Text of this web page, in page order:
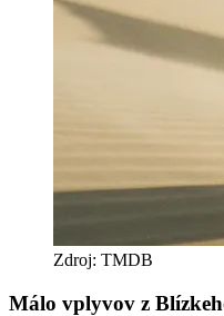
Zdroj: TMDB
Málo vplyvov z